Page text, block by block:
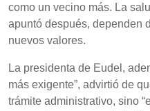
como un vecino más. La
apuntó después, dependen
nuevos valores.
La presidenta de Eudel,
más exigente”, advirtió de
trámite administrativo, sino